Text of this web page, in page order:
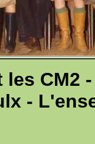
les
-